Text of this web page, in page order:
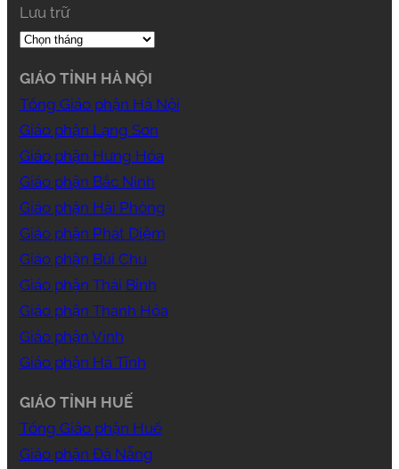
Lưu trữ
GIÁO TỈNH HÀ NỘI
Tổng Giáo phận Hà Nội
Giáo phận Lạng Sơn
Giáo phận Hưng Hóa
Giáo phận Bắc Ninh
Giáo phận Hải Phòng
Giáo phận Phát Diệm
Giáo phận Bùi Chu
Giáo phận Thái Bình
Giáo phận Thanh Hóa
Giáo phận Vinh
Giáo phận Hà Tĩnh
GIÁO TỈNH HUẾ
Tổng Giáo phận Huế
Giáo phận Đà Nẵng